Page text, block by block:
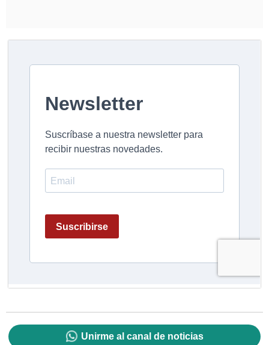
Unirme al canal de noticias